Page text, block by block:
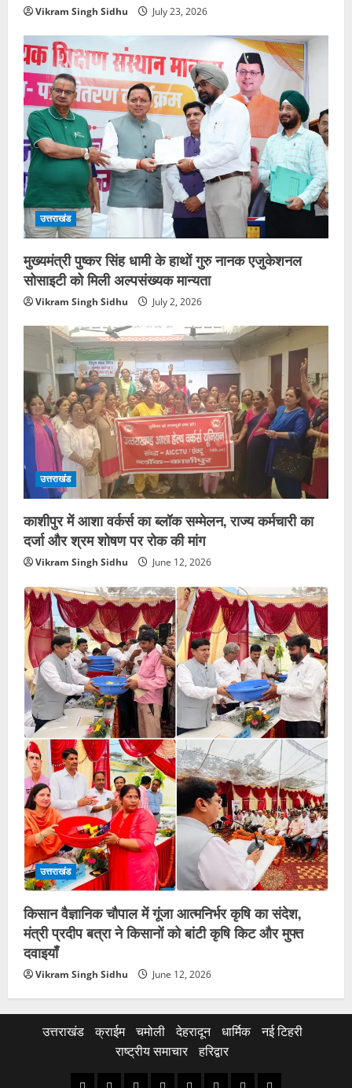
Vikram Singh Sidhu July 23, 2026
उत्तराखंड
मुख्यमंत्री पुष्कर सिंह धामी के हाथों गुरु नानक एजुकेशनल
सोसाइटी को मिली अल्पसंख्यक मान्यता
Vikram Singh Sidhu July 2, 2026
उत्तराखंड
काशीपुर में आशा वर्कर्स का ब्लॉक सम्मेलन, राज्य कर्मचारी का
दर्जा और श्रम शोषण पर रोक की मांग
Vikram Singh Sidhu June 12, 2026
उत्तराखंड
किसान वैज्ञानिक चौपाल में गूंजा आत्मनिर्भर कृषि का संदेश,
मंत्री प्रदीप बत्रा ने किसानों को बांटी कृषि किट और मुफ्त
दवाइयाँ
Vikram Singh Sidhu June 12, 2026
उत्तराखंड क्राईम चमोली देहरादून धार्मिक
नई टिहरी
राष्ट्रीय समाचार
हरिद्वार
उत्तराखंडक्राईमचमोलीदेहरादूनधार्मिकनई राष्ट्रीयहरिद्वार